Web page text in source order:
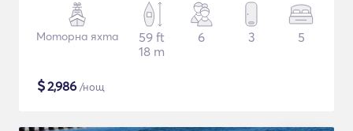
Моторна яхта
59 ft
18 m
6 3 5
$2,986 /нощ